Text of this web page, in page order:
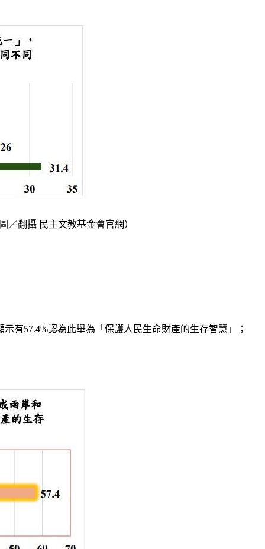
翻攝 民主文教基金會官網）
有57.4%認為此舉為「保護人民生命財產的生存智慧」；